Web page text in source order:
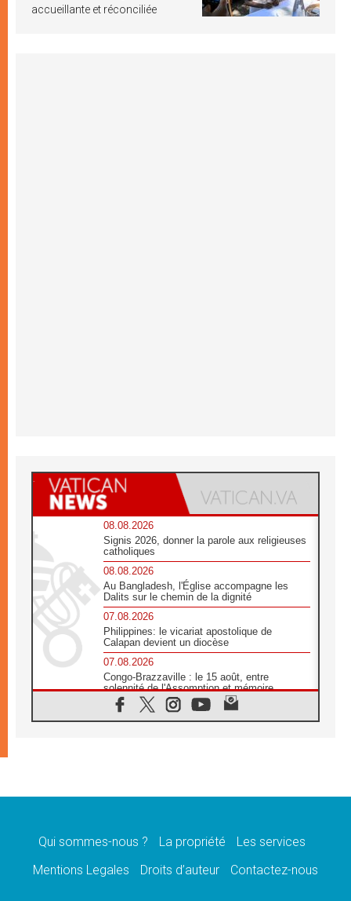
accueillante et réconciliée
08.08.2026
Signis 2026, donner la parole aux religieuses
catholiques
08.08.2026
Au Bangladesh, l'Église accompagne les
Dalits sur le chemin de la dignité
07.08.2026
Philippines: le vicariat apostolique de
Calapan devient un diocèse
07.08.2026
Congo-Brazzaville : le 15 août, entre
solennité de l'Assomption et mémoire
nationale
07.08.2026
Pape en France dévoilé
1ère Conférence continentale sur l'éducation
Qui sommes-nous ? La propriété
Les services
Mentions Legales
Droits d’auteur Contactez-nous